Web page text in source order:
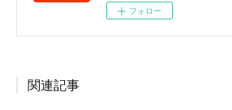
フォロー
関連記事